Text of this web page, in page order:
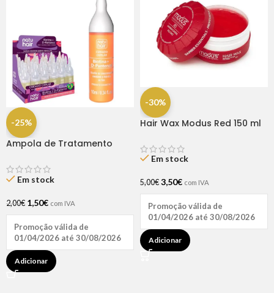
-25%
Ampola de Tratamento
Hair (1 UNIDADE)
Em stock
2,00€ 1,50€ com IVA
Promoção válida de
01/04/2026 até 30/08/2026
Adicionar
-30%
Hair Wax Modus Red 150 ml
Em stock
5,00€ 3,50€ com IVA
Promoção válida de
01/04/2026 até 30/08/2026
Adicionar